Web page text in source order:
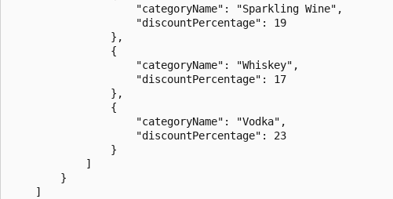
                    "categoryName": "Sparkling Wine",
                    "discountPercentage": 19
                },
                {
                    "categoryName": "Whiskey",
                    "discountPercentage": 17
                },
                {
                    "categoryName": "Vodka",
                    "discountPercentage": 23
                }
            ]
        }
    ]